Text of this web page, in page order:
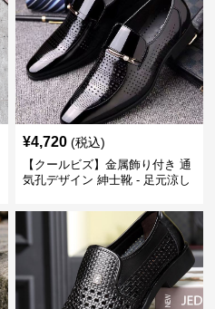
¥4,720 (税込)
【クールビズ】金属飾り付き 通
気孔デザイン 紳士靴 - 足元涼し